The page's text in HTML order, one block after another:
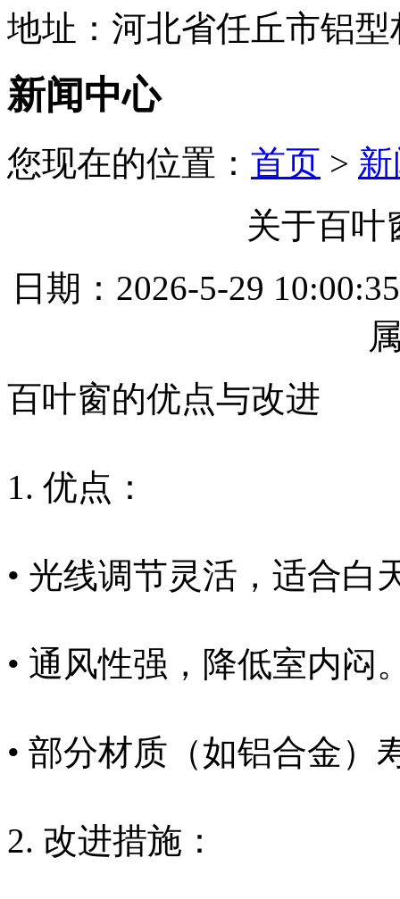
地址：河北省任丘市铝型
新闻中心
您现在的位置： 首页 >
关于百叶
日期：2026-5-29
百叶窗的优点与改进
1. 优点：
• 光线调节灵活，适合白
• 通风性强，降低室内闷
• 部分材质（如铝合金）
2. 改进措施：